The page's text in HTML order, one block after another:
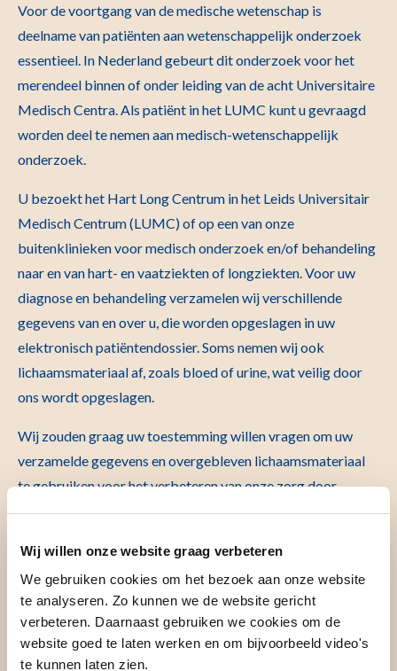
Wij willen onze website graag verbeteren
We gebruiken cookies om het bezoek aan onze website
te analyseren. Zo kunnen we de website gericht
verbeteren. Daarnaast gebruiken we cookies om de
website goed te laten werken en om bijvoorbeeld video's
te kunnen laten zien.
Voor de voortgang van de medische wetenschap is
deelname van patiënten aan wetenschappelijk onderzoek
essentieel. In Nederland gebeurt dit onderzoek voor het
merendeel binnen of onder leiding van de acht Universitaire
Medisch Centra. Als patiënt in het LUMC kunt u gevraagd
worden deel te nemen aan medisch-wetenschappelijk
onderzoek.
U bezoekt het Hart Long Centrum in het Leids Universitair
Medisch Centrum (LUMC) of op een van onze
buitenklinieken voor medisch onderzoek en/of behandeling
naar en van hart- en vaatziekten of longziekten. Voor uw
diagnose en behandeling verzamelen wij verschillende
gegevens van en over u, die worden opgeslagen in uw
elektronisch patiëntendossier. Soms nemen wij ook
lichaamsmateriaal af, zoals bloed of urine, wat veilig door
ons wordt opgeslagen.
Wij zouden graag uw toestemming willen vragen om uw
verzamelde gegevens en overgebleven lichaamsmateriaal
te gebruiken voor het verbeteren van onze zorg door
middel van onderzoek naar het ontstaan en de behandeling
voor u betekent en welke beslissingen u hier zelf over kunt
maken. Deze informatie gaat alleen over onderzoek met
gegevens en lichaamsmateriaal die al van u verzameld zijn
of verzameld gaan worden voor uw diagnose en
behandeling. U hoeft zelf niets extra’s te doen. Om uw